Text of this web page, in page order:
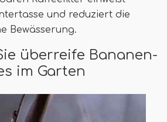
und reduziert die
Bewässerung.
überreife Bananen-
im Garten